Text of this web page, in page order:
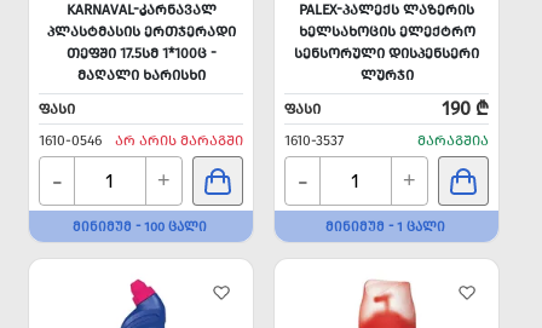
KARNAVAL-ᲙᲐᲠᲜᲐᲕᲐᲚ
ᲞᲚᲐᲡᲢᲛᲐᲡᲘᲡ ᲔᲠᲗᲯᲔᲠᲐᲓᲘ
ᲗᲔᲤᲨᲘ 17.5ᲡᲛ 1*100Ც -
ᲛᲐᲦᲐᲚᲘ ᲮᲐᲠᲘᲡᲮᲘ
ᲤᲐᲡᲘ
1610-0546
ᲐᲠ ᲐᲠᲘᲡ ᲛᲐᲠᲐᲒᲨᲘ
- +
ᲛᲘᲜᲘᲛᲣᲛ - 100 ᲪᲐᲚᲘ
PALEX-ᲞᲐᲚᲔᲥᲡ ᲚᲐᲖᲔᲠᲘᲡ
ᲮᲔᲚᲡᲐᲮᲝᲪᲘᲡ ᲔᲚᲔᲥᲢᲠᲝ
ᲡᲔᲜᲡᲝᲠᲣᲚᲘ ᲓᲘᲡᲞᲔᲜᲡᲔᲠᲘ
ᲚᲣᲠᲯᲘ
ᲤᲐᲡᲘ
190 ₾
1610-3537 ᲛᲐᲠᲐᲒᲨᲘᲐ
- +
ᲛᲘᲜᲘᲛᲣᲛ - 1 ᲪᲐᲚᲘ